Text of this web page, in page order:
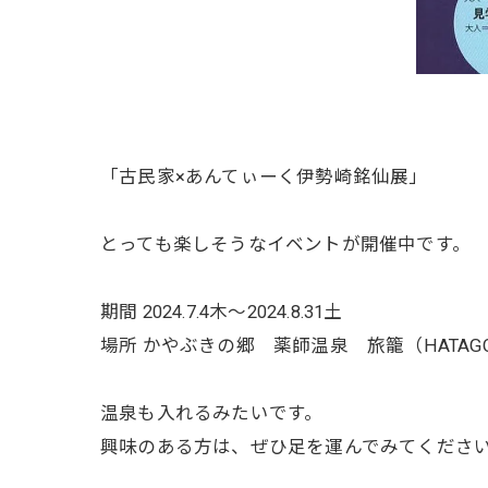
「古民家×あんてぃーく伊勢崎銘仙展」
とっても楽しそうなイベントが開催中です。
期間 2024.7.4木〜2024.8.31土
場所 かやぶきの郷 薬師温泉 旅籠（
温泉も入れるみたいです。
興味のある方は、ぜひ足を運んでみてくださ